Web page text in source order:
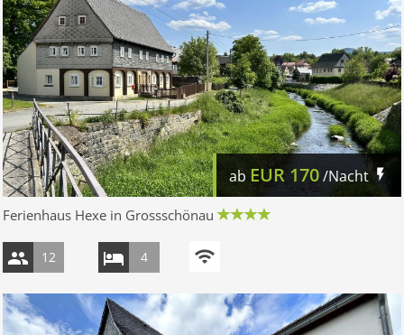
ab EUR 170/Nacht
Ferienhaus Hexe in Grossschönau
12 4